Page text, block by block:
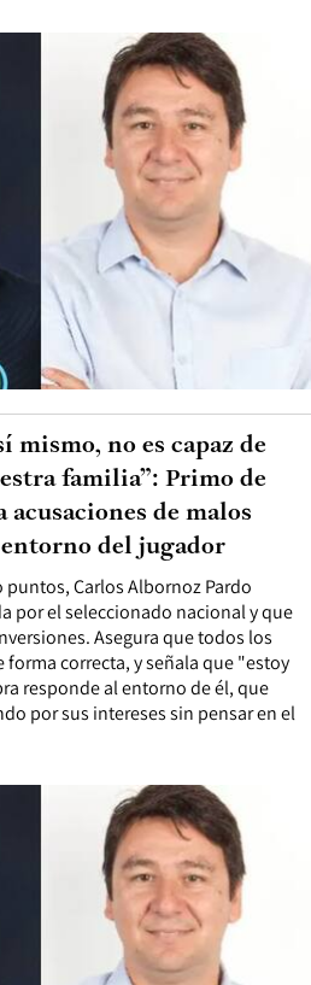
Carlos Albornoz Pardo
por el seleccionado nacional y que
Asegura que todos los
correcta, y señala que "estoy
responde al entorno de él, que
por sus intereses sin pensar en el
mismo, no es capaz de
familia”: Primo de
de malos
del jugador